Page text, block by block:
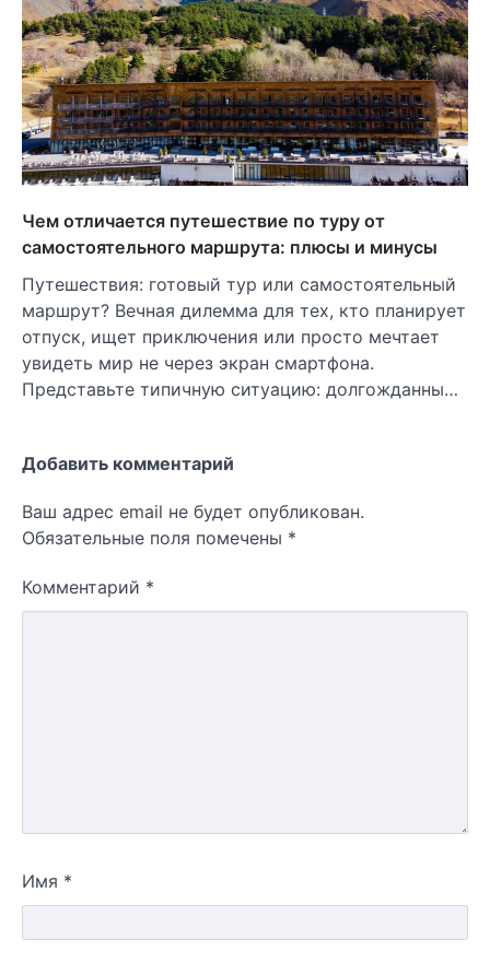
Чем отличается путешествие по туру от
самостоятельного маршрута: плюсы и минусы
Путешествия: готовый тур или самостоятельный
маршрут? Вечная дилемма для тех, кто планирует
отпуск, ищет приключения или просто мечтает
увидеть мир не через экран смартфона.
Представьте типичную ситуацию: долгожданны…
Добавить комментарий
Ваш адрес email не будет опубликован.
Обязательные поля помечены *
Комментарий *
Имя *